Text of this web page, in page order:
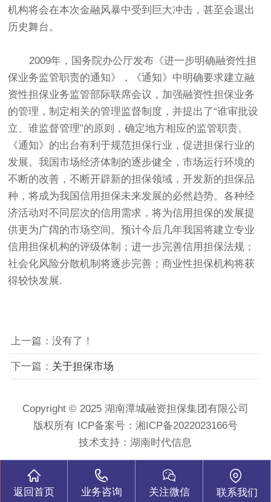
机构将会在本次金融风暴中受到巨大冲击，甚至会退出
历史舞台。
2009年，国务院办公厅发布《进一步明确融资性担
保业务监管职责的通知》，《通知》中明确要求建立融
资性担保业务监管部际联席会议，加强融资性担保业务
的管理，制定相关的管理监督制度，并提出了“谁审批设
立、谁监督管理”的原则，确定地方相应的监管职责。
《通知》的出台有利于规范担保行业，促进担保行业的
发展。我国市场经济体制的逐步健全，市场运行环境的
不断的改善，不断开辟新的担保领域，开发新的担保品
种，将成为我国信用担保未来发展的必然趋势。各种经
济活动对不同层次的信用需求，将为信用担保的发展提
供更为广阔的市场空间。预计今后几年我国将建立专业
信用担保机构的评级体制；进一步完善信用担保法规；
社会化风险分散机制将逐步完善；商业性担保机构将获
得较快发展.
上一篇：没有了！
下一篇： 关于担保市场
Copyright © 2025 湖南潭城融资担保集团有限公司
版权所有 ICP备案号：湘ICP备2022023166号
技术支持：湖南时代信息
返回首页 业务咨询 关注微信 联系我们